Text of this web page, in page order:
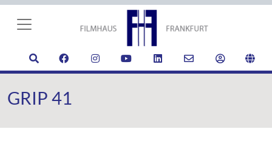
GRIP 41